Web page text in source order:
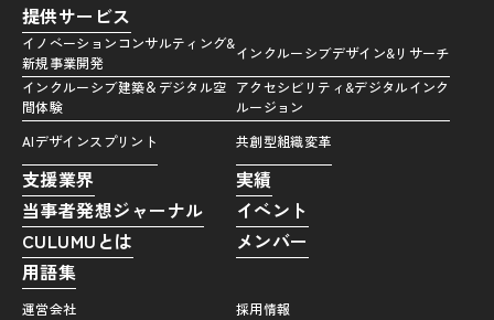
提供サービス
イノベーションコンサルティング&
新規事業開発
インクルーシブデザイン&リサーチ
インクルーシブ建築＆デジタル空
間体験
アクセシビリティ&デジタルインク
ルージョン
AIデザインスプリント
共創型組織変革
支援業界
実績
当事者発想ジャーナル
イベント
CULUMUとは
メンバー
用語集
運営会社 採用情報